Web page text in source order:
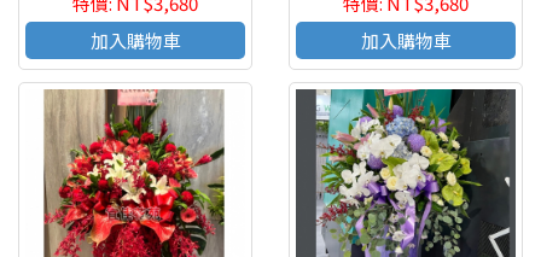
加入購物車
加入購物車